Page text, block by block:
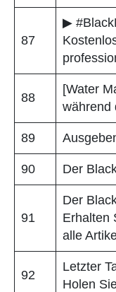
87
▶
88
[Water
während
89
90 Der
91
Der
Erhalten
alle
92
Letzter
Holen